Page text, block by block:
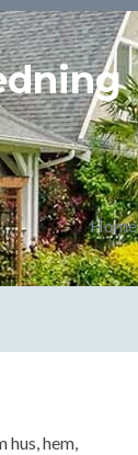
Home
hus, hem,